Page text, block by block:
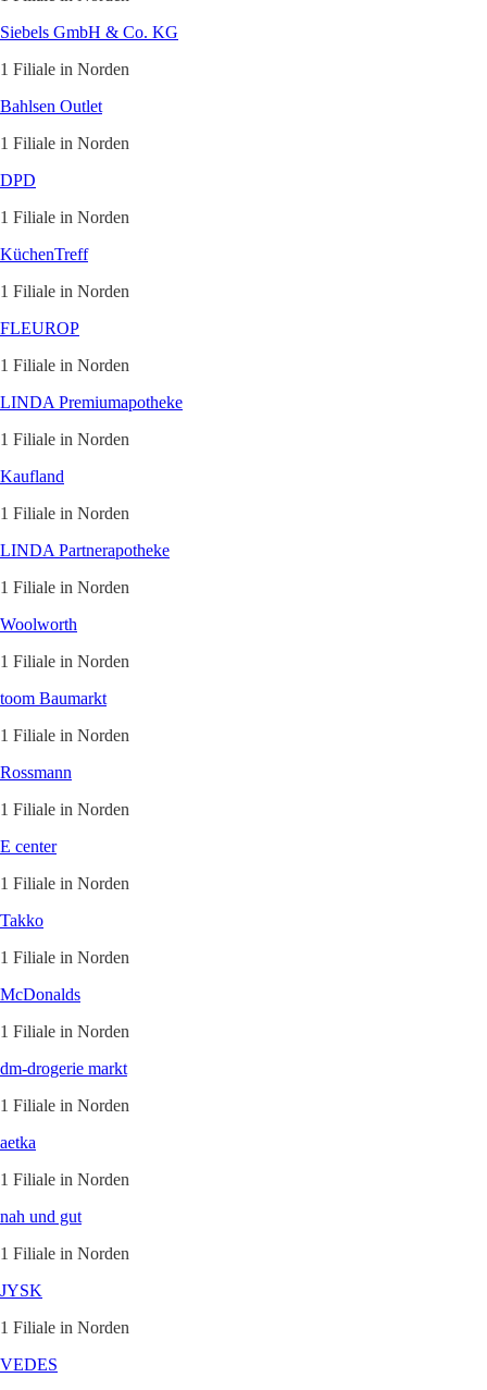
Siebels GmbH & Co. KG
1 Filiale in Norden
Bahlsen Outlet
1 Filiale in Norden
DPD
1 Filiale in Norden
KüchenTreff
1 Filiale in Norden
FLEUROP
1 Filiale in Norden
LINDA Premiumapotheke
1 Filiale in Norden
Kaufland
1 Filiale in Norden
LINDA Partnerapotheke
1 Filiale in Norden
Woolworth
1 Filiale in Norden
toom Baumarkt
1 Filiale in Norden
Rossmann
1 Filiale in Norden
E center
1 Filiale in Norden
Takko
1 Filiale in Norden
McDonalds
1 Filiale in Norden
dm-drogerie markt
1 Filiale in Norden
aetka
1 Filiale in Norden
nah und gut
1 Filiale in Norden
JYSK
1 Filiale in Norden
VEDES